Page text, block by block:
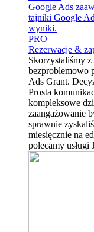
Google Ads
tajniki Google
wyniki.
PRO
Rezerwacje &
Skorzystaliśmy
bezproblemowo
Ads Grant.
Prosta
kompleksowe
zaangażowanie
sprawnie
miesięcznie na
polecamy usługi